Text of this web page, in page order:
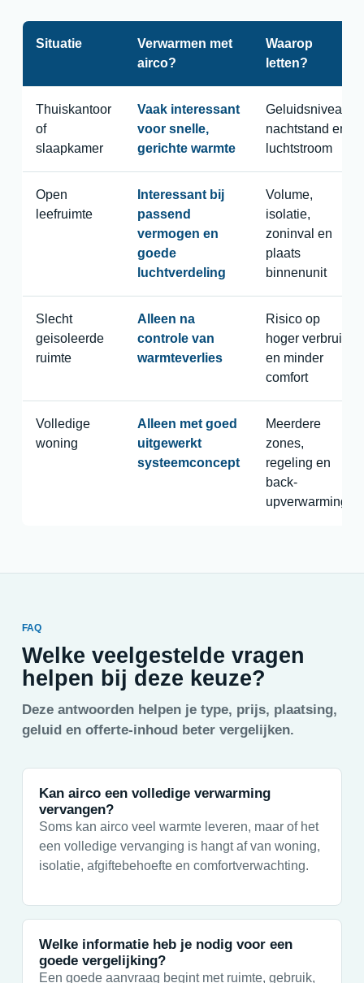
Situatie
Verwarmen met
airco?
Waarop
letten?
Thuiskantoor
of
slaapkamer
Vaak interessant
voor snelle,
gerichte warmte
Geluidsniveau,
nachtstand en
luchtstroom
Open
leefruimte
Interessant bij
passend
vermogen en
goede
luchtverdeling
Volume,
isolatie,
zoninval en
plaats
binnenunit
Slecht
geisoleerde
ruimte
Alleen na
controle van
warmteverlies
Risico op
hoger verbruik
en minder
comfort
Volledige
woning
Alleen met goed
uitgewerkt
systeemconcept
Meerdere
zones,
regeling en
back-
upverwarming
FAQ
Welke veelgestelde vragen
helpen bij deze keuze?
Deze antwoorden helpen je type, prijs, plaatsing,
geluid en offerte-inhoud beter vergelijken.
Kan airco een volledige verwarming
vervangen?
Soms kan airco veel warmte leveren, maar of het
een volledige vervanging is hangt af van woning,
isolatie, afgiftebehoefte en comfortverwachting.
Welke informatie heb je nodig voor een
goede vergelijking?
Een goede aanvraag begint met ruimte, gebruik,